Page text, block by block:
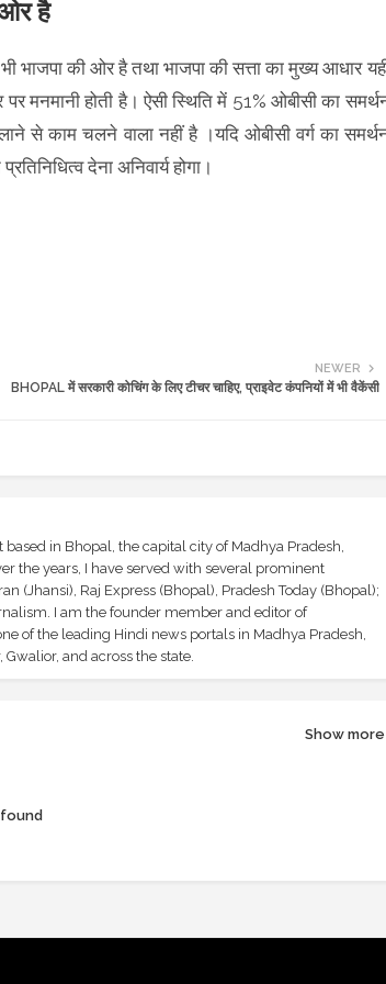
है
भाजपा की ओर है तथा भाजपा की सत्ता का मुख्य आधार
मनमानी होती है। ऐसी स्थिति में 51% ओबीसी का
से काम चलने वाला नहीं है ।यदि ओबीसी वर्ग का
देना अनिवार्य होगा।
NEWER
BHOPAL में सरकारी कोचिंग के लिए टीचर चाहिए, प्राइवेट कंपनियों में भी वैकेंसी
in Bhopal, the capital city of Madhya Pradesh,
the years, I have served with several prominent
(Jhansi), Raj Express (Bhopal), Pradesh Today (Bhopal);
I am the founder member and editor of
of the leading Hindi news portals in Madhya Pradesh,
and across the state.
Show more